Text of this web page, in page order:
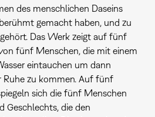
des menschlichen Daseins
gemacht haben, und zu
Das Werk zeigt auf fünf
fünf Menschen, die mit einem
eintauchen um dann
Ruhe zu kommen. Auf fünf
sich die fünf Menschen
Geschlechts, die den